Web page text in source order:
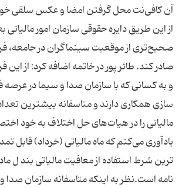
آن کافی‌نت‌ محل گرفتن امضا و عکس سلفی
از این طریق دایره حقوقی سازمان امور مالیاتی
صحیح‌تری از موقعیت سینماگران در جامعه،
صادر کند. طائر پور در خاتمه اضافه کرد: از
و به کسانی که با سازمان صدا و سیما در عرصه
سازی همکاری دارند و متاسفانه بیشترین
مالیاتی را در هیات‌های حل اختلاف به خود
یادآوری می‌کنم که ماه مالیاتی (خرداد) قابل
نامه است.نظر به اینکه متاسفانه سازمان صدا